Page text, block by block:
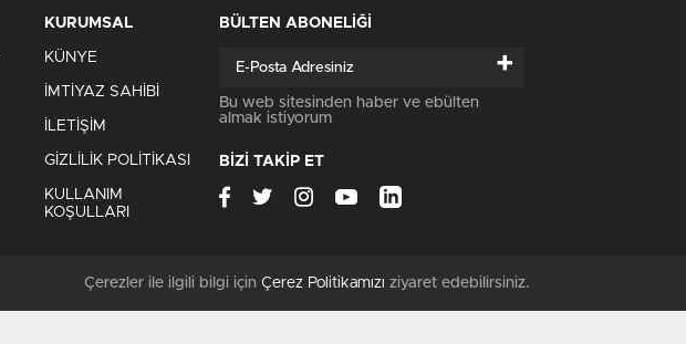
KURUMSAL
KÜNYE
İMTİYAZ SAHİBİ
İLETİŞİM
GİZLİLİK POLİTİKASI
KULLANIM
KOŞULLARI
BÜLTEN ABONELİĞİ
+
Bu web sitesinden haber ve ebülten
almak istiyorum
BİZİ TAKİP ET
Çerezler ile ilgili bilgi için Çerez Politikamızı ziyaret edebilirsiniz.